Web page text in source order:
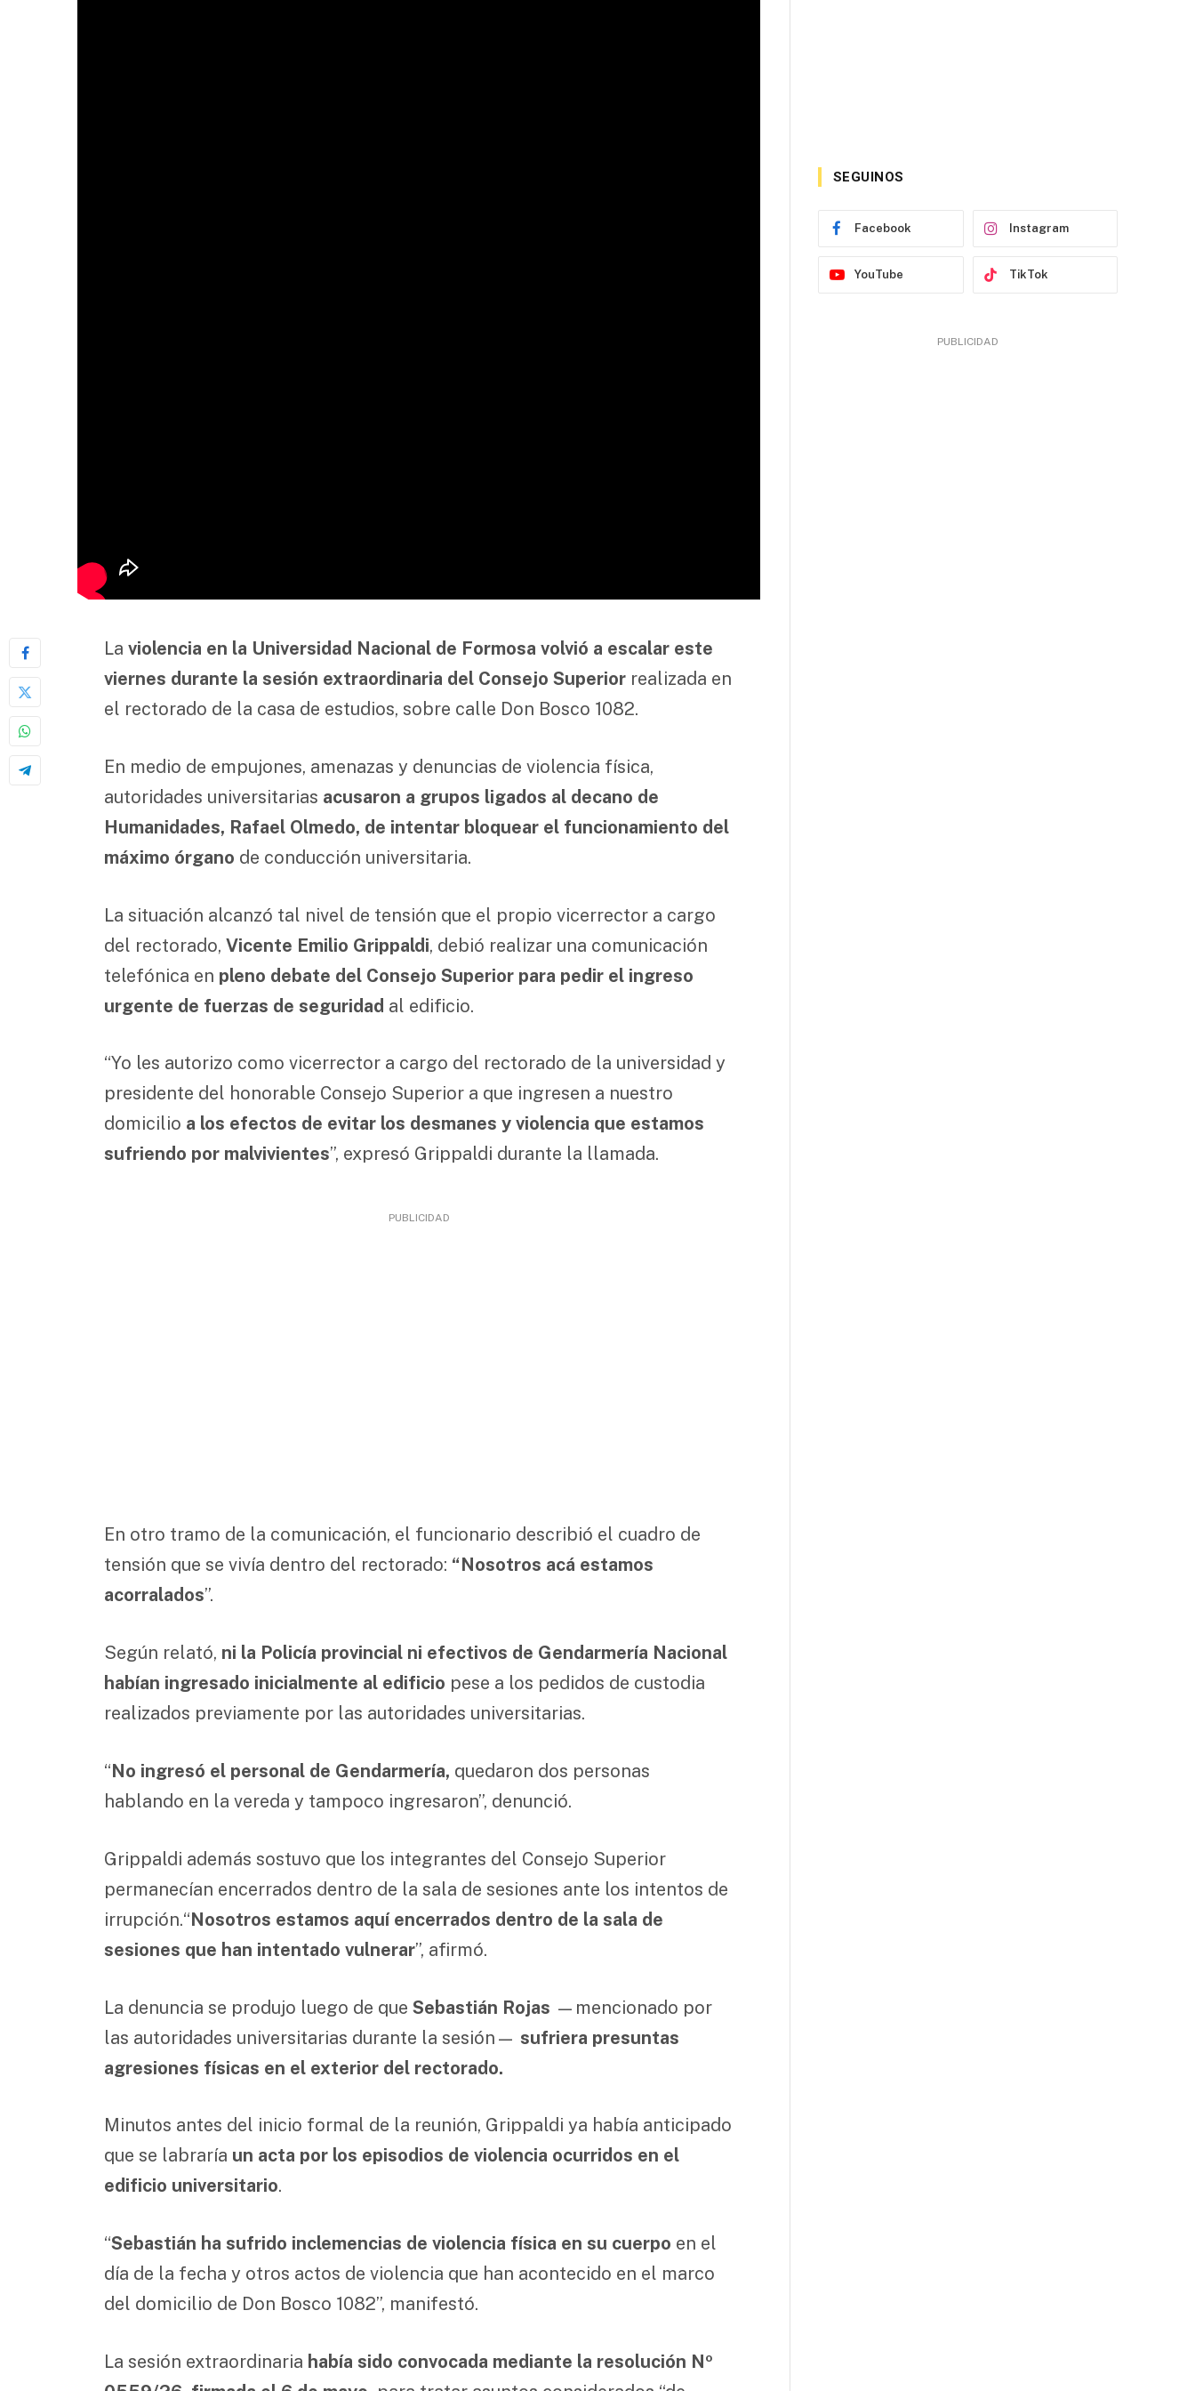
Laviolencia en la Universidad Nacional de Formosa volvió a escalar este
viernes durante la sesión extraordinaria del Consejo Superior realizada en
el rectorado de la casa de estudios, sobre calle Don Bosco 1082.
En medio de empujones, amenazas y denuncias de violencia física,
autoridades universitarias acusaron a grupos ligados al decano de
Humanidades, Rafael Olmedo, de intentar bloquear el funcionamiento del
máximo órgano de conducción universitaria.
La situación alcanzó tal nivel de tensión que el propio vicerrector a cargo
del rectorado,Vicente Emilio Grippaldi, debió realizar una comunicación
telefónica en pleno debate del Consejo Superior para pedir el ingreso
urgente de fuerzas de seguridad al edificio.
“Yo les autorizo como vicerrector a cargo del rectorado de la universidad y
presidente del honorable Consejo Superior a que ingresen a nuestro
domicilio a los efectos de evitar los desmanes y violencia que estamos
sufriendo por malvivientes”, expresó Grippaldi durante la llamada.
PUBLICIDAD
En otro tramo de la comunicación, el funcionario describió el cuadro de
tensión que se vivía dentro del rectorado: “Nosotros acá estamos
acorralados”.
Según relató, ni la Policía provincial ni efectivos de Gendarmería Nacional
habían ingresado inicialmente al edificio pese a los pedidos de custodia
realizados previamente por las autoridades universitarias.
“No ingresó el personal de Gendarmería, quedaron dos personas
hablando en la vereda y tampoco ingresaron”, denunció.
Grippaldi además sostuvo que los integrantes del Consejo Superior
permanecían encerrados dentro de la sala de sesiones ante los intentos de
irrupción.“Nosotros estamos aquí encerrados dentro de la sala de
sesiones que han intentado vulnerar”, afirmó.
La denuncia se produjo luego de queSebastián Rojas —mencionado por
las autoridades universitarias durante la sesión—sufriera presuntas
agresiones físicas en el exterior del rectorado.
Minutos antes del inicio formal de la reunión, Grippaldi ya había anticipado
que se labraría un acta por los episodios de violencia ocurridos en el
edificio universitario.
“Sebastián ha sufrido inclemencias de violencia física en su cuerpo en el
día de la fecha y otros actos de violencia que han acontecido en el marco
del domicilio de Don Bosco 1082”, manifestó.
La sesión extraordinaria había sido convocada mediante la resolución Nº
SEGUINOS
Facebook Instagram
YouTube TikTok
PUBLICIDAD